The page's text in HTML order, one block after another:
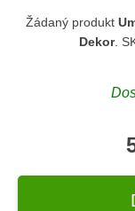
Žádaný produkt
Dekor.